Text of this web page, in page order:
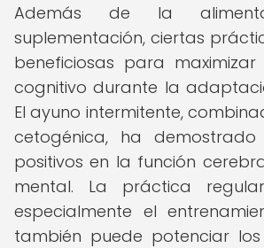
Además de la
suplementación, ciertas
beneficiosas para maximizar
cognitivo durante la
El ayuno intermitente,
cetogénica, ha
positivos en la función
mental. La práctica
especialmente el
también puede potenciar